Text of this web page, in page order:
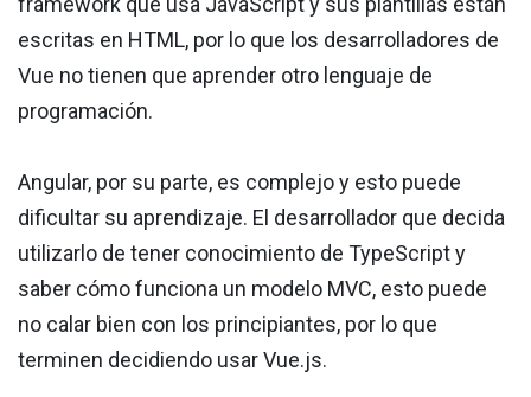
escritas en HTML, por lo que los desarrolladores de
Vue no tienen que aprender otro lenguaje de
programación.
Angular, por su parte, es complejo y esto puede
dificultar su aprendizaje. El desarrollador que decida
utilizarlo de tener conocimiento de TypeScript y
saber cómo funciona un modelo MVC, esto puede
no calar bien con los principiantes, por lo que
terminen decidiendo usar Vue.js.